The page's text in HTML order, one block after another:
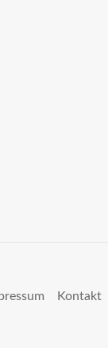
Kontakt